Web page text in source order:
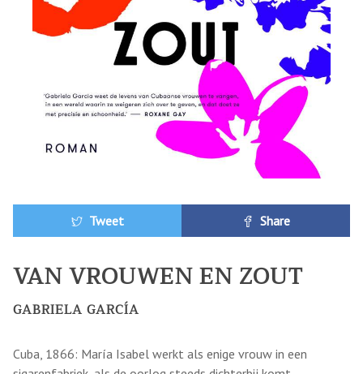
Tweet Share
VAN VROUWEN EN ZOUT
GABRIELA GARCÍA
Cuba, 1866: María Isabel werkt als enige vrouw in een